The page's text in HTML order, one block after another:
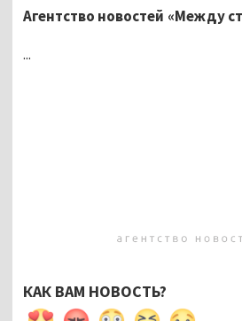
Агентство новостей «Между
...
КАК ВАМ НОВОСТЬ?